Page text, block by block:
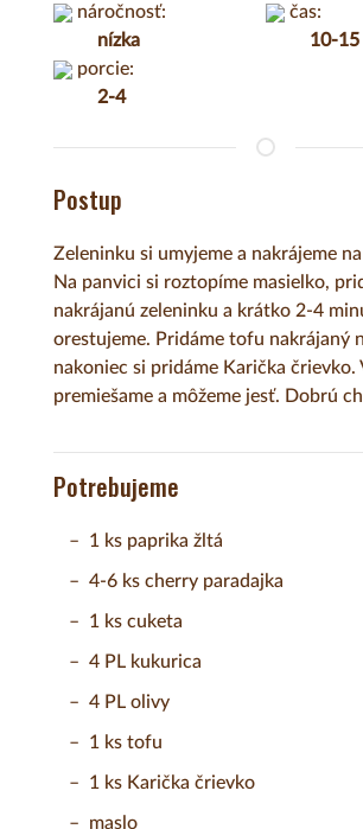
náročnosť:
nízka
čas:
10-
porcie:
2-4
Postup
Zeleninku si umyjeme a nakrájeme
Na panvici si roztopíme masielko,
nakrájanú zeleninku a krátko 2-4
orestujeme. Pridáme tofu nakrájaný
nakoniec si pridáme Karička črievko.
premiešame a môžeme jesť. Dobrú
Potrebujeme
1 ks paprika žltá
4-6 ks cherry paradajka
1 ks cuketa
4 PL kukurica
4 PL olivy
1 ks tofu
1 ks Karička črievko
maslo